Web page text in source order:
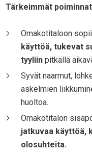
Tärkeimmät
Omakotitaloon
käyttöä, tukevat
tyyliin pitkällä
Syvät naarmut,
askelmien
huoltoa.
Omakotitalon
jatkuvaa käyttöä,
olosuhteita.